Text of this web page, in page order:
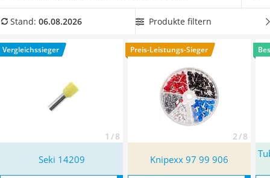
Löschdecke
Winterharte Palmen
Gasdurchlauferhitzer
isolierten Aderendhülsen unterschieden. Wählen Sie jetzt
großen Set, sodass Sie genug Hülsen für all Ihre
Litzenleitungen besitzen. Überzeugt hat uns hier im August
* mit seinen
Eigenschaften.
Stand: 06.08.2026 Produkte filtern
Vergleichssieger
1 / 8
Preis-Leistungs-Sieger
2 / 8
Seki 14209 Knipexx 97 99 906